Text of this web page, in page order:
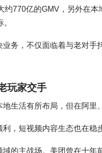
约770亿的GMV，另外在
业务，不仅面临着与老对
玩家交手
生活有所布局，但在阿里
，短视频内容生态也在稳
的主战场。美团曾在十年